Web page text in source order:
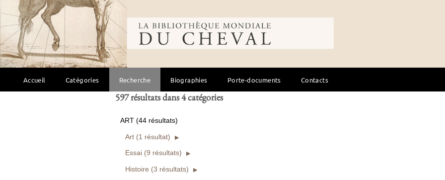
Bibliothèque mondiale du cheval
Accueil Catégories Recherche Biographies Porte-documents Contacts
Ou entre et
Ouvrages numérisés seuls
Rechercher Réinitialiser
597 résultats dans 4 catégories
ART (44 résultats)
Art (1 résultat)
Essai (9 résultats)
Histoire (3 résultats)